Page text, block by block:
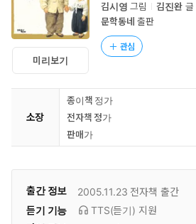
미리보기
김시영 그림 김진완글
문학동네 출판
관심
소장
종이책 정가
전자책 정가
판매가
출간 정보 2005.11.23 전자책 출간
듣기 기능
TTS(듣기) 지원